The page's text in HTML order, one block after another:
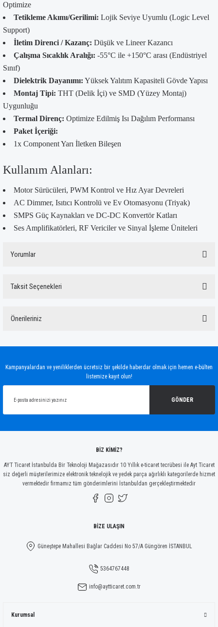
Optimize
Tetikleme Akımı/Gerilimi: Lojik Seviye Uyumlu (Logic Level
Support)
İletim Direnci / Kazanç: Düşük ve Lineer Kazancı
Çalışma Sıcaklık Aralığı: -55°C ile +150°C arası (Endüstriyel
Sınıf)
Dielektrik Dayanımı: Yüksek Yalıtım Kapasiteli Gövde Yapısı
Montaj Tipi: THT (Delik İçi) ve SMD (Yüzey Montaj)
Uygunluğu
Termal Direnç: Optimize Edilmiş Isı Dağılım Performansı
Paket İçeriği:
1x Component Yarı İletken Bileşen
Kullanım Alanları:
Motor Sürücüleri, PWM Kontrol ve Hız Ayar Devreleri
AC Dimmer, Isıtıcı Kontrolü ve Ev Otomasyonu (Triyak)
SMPS Güç Kaynakları ve DC-DC Konvertör Katları
Ses Amplifikatörleri, RF Vericiler ve Sinyal İşleme Üniteleri
Yorumlar
Taksit Seçenekleri
Önerileriniz
Ürün açıklamasında eksik bilgiler bulunuyor.
Gönder
Kampanyalardan ve yeniliklerden ücretsiz bir şekilde haberdar olmak için hemen e-bülten
listemize kayıt olun!
GÖNDER
BİZ KİMİZ?
AYT Ticaret İstanbulda Bir Teknoloji Mağazasıdır 10 Yıllık e-ticaret tecrübesi ile Ayt Ticaret
siz değerli müşterilerimize elektronik teknelojik ve yedek parça ağırlıklı kategorilerde hizmet
vermektedir firmamız tüm gönderimlerini İstanbuldan gerçekleştirmektedir
BİZE ULAŞIN
Güneştepe Mahallesi Bağlar Caddesi No 57/A Güngören İSTANBUL
5364767448
info@aytticaret.com.tr
Kurumsal